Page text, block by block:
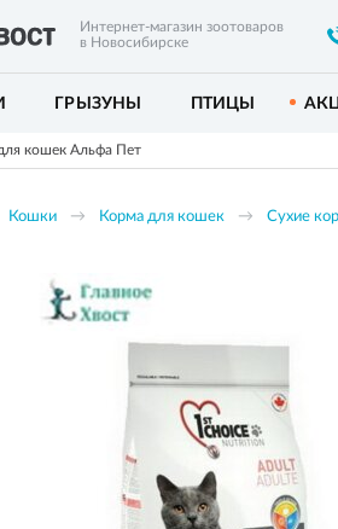
Интернет-магазин зоотоваров
в Новосибирске
ГРЫЗУНЫ ПТИЦЫ
кошек Альфа Пет
Кошки Корма для кошек Сухие